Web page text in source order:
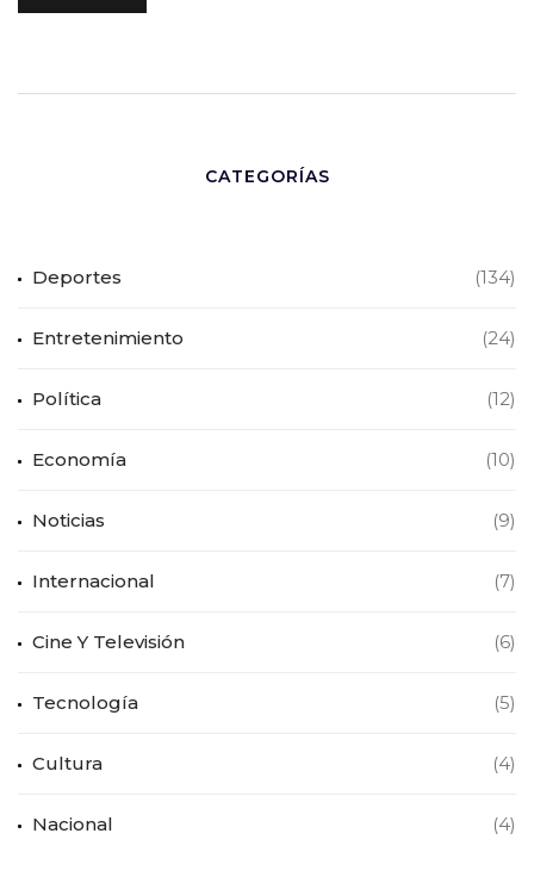
CATEGORÍAS
Deportes (134)
Entretenimiento (24)
Política (12)
Economía (10)
Noticias (9)
Internacional (7)
Cine Y Televisión (6)
Tecnología (5)
Cultura (4)
Nacional (4)